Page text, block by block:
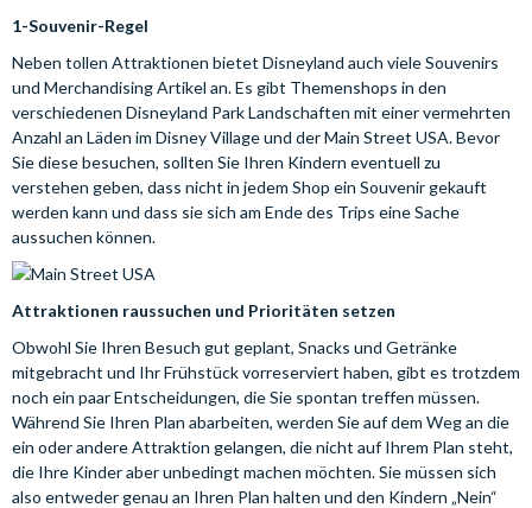
1-Souvenir-Regel
Neben tollen Attraktionen bietet Disneyland auch viele Souvenirs
und Merchandising Artikel an. Es gibt Themenshops in den
verschiedenen Disneyland Park Landschaften mit einer vermehrten
Anzahl an Läden im Disney Village und der Main Street USA. Bevor
Sie diese besuchen, sollten Sie Ihren Kindern eventuell zu
verstehen geben, dass nicht in jedem Shop ein Souvenir gekauft
werden kann und dass sie sich am Ende des Trips eine Sache
aussuchen können.
Attraktionen raussuchen und Prioritäten setzen
Obwohl Sie Ihren Besuch gut geplant, Snacks und Getränke
mitgebracht und Ihr Frühstück vorreserviert haben, gibt es trotzdem
noch ein paar Entscheidungen, die Sie spontan treffen müssen.
Während Sie Ihren Plan abarbeiten, werden Sie auf dem Weg an die
ein oder andere Attraktion gelangen, die nicht auf Ihrem Plan steht,
die Ihre Kinder aber unbedingt machen möchten. Sie müssen sich
also entweder genau an Ihren Plan halten und den Kindern „Nein“